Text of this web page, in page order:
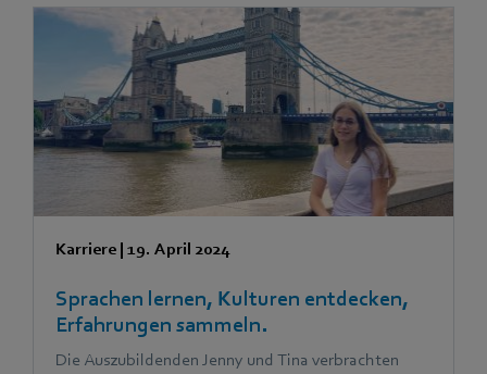
Beteiligten.
Karriere | 19. April 2024
Sprachen lernen, Kulturen entdecken,
Erfahrungen sammeln.
Die Auszubildenden Jenny und Tina verbrachten